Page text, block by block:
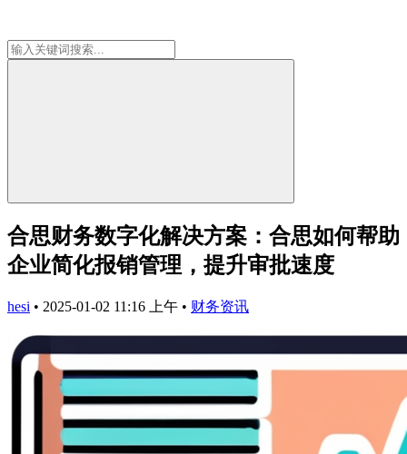
合思财务数字化解决方案：合思如何帮助
企业简化报销管理，提升审批速度
hesi • 2025-01-02 11:16 上午 • 财务资讯